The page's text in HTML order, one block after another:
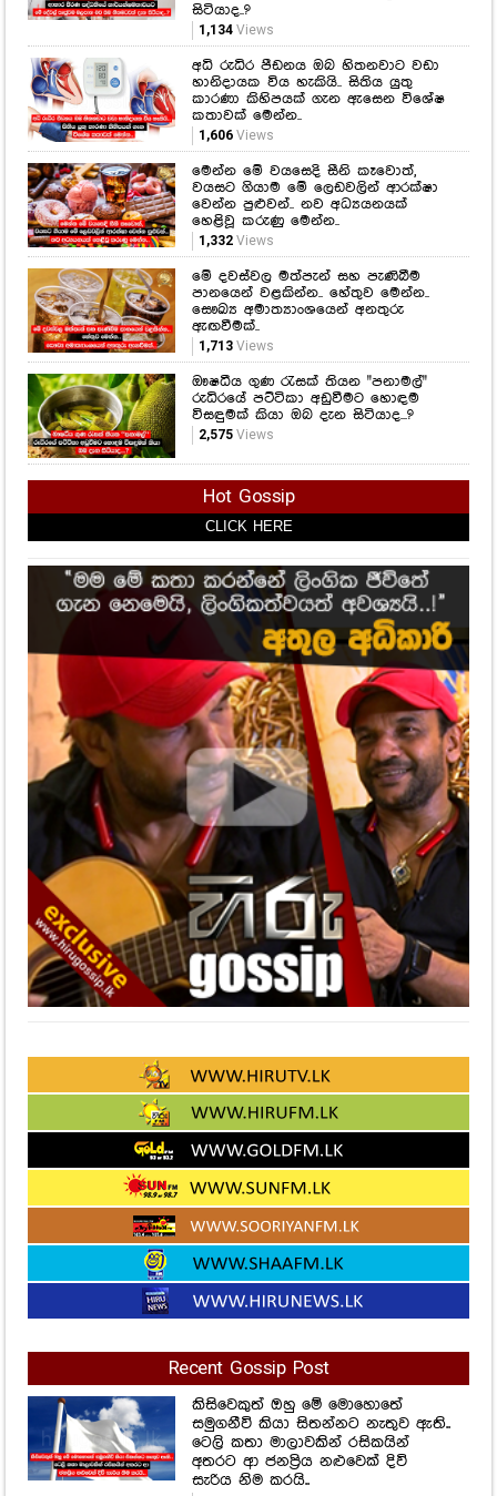
1,606Views
මෙන්න මේ වයසෙදි සීනි කෑවොත්,
වයසට ගියාම මේ ලෙඩවලින් ආරක්ෂා
වෙන්න පුළුවන්.. නව අධ්‍යයනයක්
හෙළිවූ කරුණු මෙන්න..
1,332Views
මේ දවස්වල මත්පැන් සහ පැණිබීම
පානයෙන් වළකින්න.. හේතුව මෙන්න..
සෞඛ්‍ය අමාත්‍යාංශයෙන් අනතුරු
ඇඟවීමක්..
1,713Views
ඖෂධීය ගුණ රැසක් තියන "පනාමල්"
රුධිරයේ පට්ටිකා අඩුවීමට හොඳම
විසඳුමක් කියා ඔබ දැන සිටියාද...?
2,575Views
Hot Gossip
CLICK HERE
Recent Gossip Post
කිසිවෙකුත් ඔහු මේ මොහොතේ
සමුගනීවි කියා සිතන්නට නැතුව ඇති..
ටෙලි කතා මාලාවකින් රසිකයින්
සැරිය නිම කරයි..
1,491Views
මුළු රටක්ම හැඬවූ ගයාන්ගේ අවසන්
ඉල්ලීම! අහිංසක පෙම්වතාගේ
ප්‍රාර්ථනය හිතේම හිරකරගෙන ගිය
අවාසනාවන්ත ගමන.